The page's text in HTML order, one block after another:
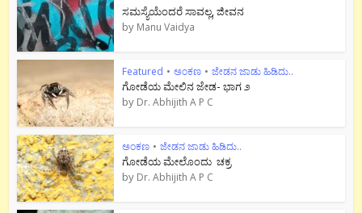
ಸಮಸ್ಯೆಯೆಂದರೆ ಸಾವಲ್ಲ, ಜೀವನ
by Manu Vaidya
Featured • ಅಂಕಣ • ಜೇಡನ ಜಾಡು ಹಿಡಿದು..
ಗೋಡೆಯ ಮೇಲಿನ ಜೇಡ- ಭಾಗ ೨
by Dr. Abhijith A P C
ಅಂಕಣ • ಜೇಡನ ಜಾಡು ಹಿಡಿದು..
ಗೋಡೆಯ ಮೇಲೊಂದು ಚಕ್ರ
by Dr. Abhijith A P C